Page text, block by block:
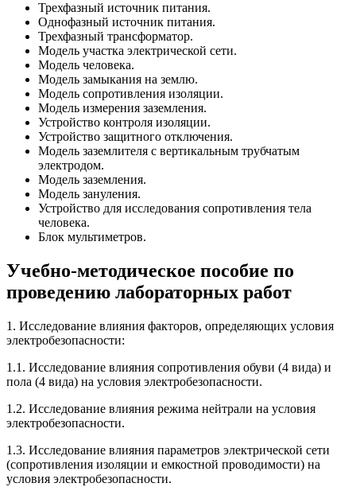
Трехфазный источник питания.
Однофазный источник питания.
Трехфазный трансформатор.
Модель участка электрической сети.
Модель человека.
Модель замыкания на землю.
Модель сопротивления изоляции.
Модель измерения заземления.
Устройство контроля изоляции.
Устройство защитного отключения.
Модель заземлителя с вертикальным трубчатым
электродом.
Модель заземления.
Модель зануления.
Устройство для исследования сопротивления тела
человека.
Блок мультиметров.
Учебно-методическое пособие по
проведению лабораторных работ
1. Исследование влияния факторов, определяющих условия
электробезопасности:
1.1. Исследование влияния сопротивления обуви (4 вида) и
пола (4 вида) на условия электробезопасности.
1.2. Исследование влияния режима нейтрали на условия
электробезопасности.
1.3. Исследование влияния параметров электрической сети
(сопротивления изоляции и емкостной проводимости) на
условия электробезопасности.